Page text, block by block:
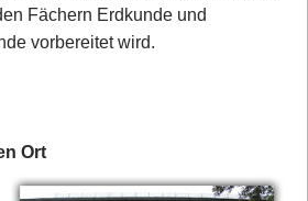
Fächern Erdkunde und
vorbereitet wird.
Ort